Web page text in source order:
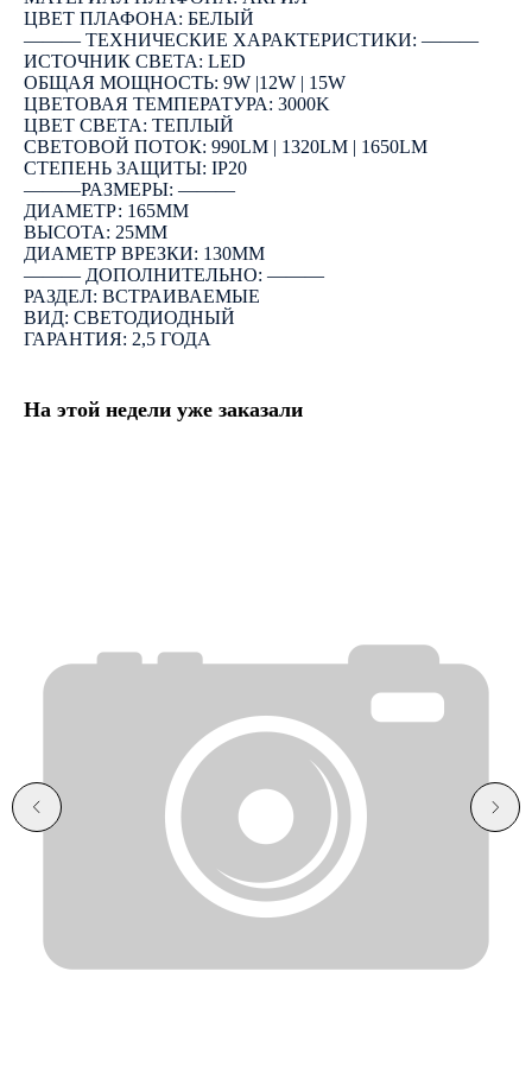
ЦВЕТ ПЛАФОНА: БЕЛЫЙ
――― ТЕХНИЧЕСКИЕ ХАРАКТЕРИСТИКИ: ―――
ИСТОЧНИК СВЕТА: LED
ОБЩАЯ МОЩНОСТЬ: 9W |12W | 15W
ЦВЕТОВАЯ ТЕМПЕРАТУРА: 3000K
ЦВЕТ СВЕТА: ТЕПЛЫЙ
СВЕТОВОЙ ПОТОК: 990LM | 1320LM | 1650LM
СТЕПЕНЬ ЗАЩИТЫ: IP20
―――РАЗМЕРЫ: ―――
ДИАМЕТР: 165ММ
ВЫСОТА: 25ММ
ДИАМЕТР ВРЕЗКИ: 130ММ
――― ДОПОЛНИТЕЛЬНО: ―――
РАЗДЕЛ: ВСТРАИВАЕМЫЕ
ВИД: СВЕТОДИОДНЫЙ
ГАРАНТИЯ: 2,5 ГОДА
На этой недели уже заказали